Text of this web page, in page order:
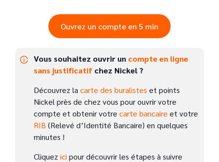
Ouvrez un compte en 5 min
Vous souhaitez ouvrir un compte en ligne
sans justificatif chez Nickel ?
Découvrez la carte des buralistes et points
Nickel près de chez vous pour ouvrir votre
compte et obtenir votre carte bancaire et votre
RIB (Relevé d’Identité Bancaire) en quelques
minutes !
Cliquez ici pour découvrir les étapes à suivre